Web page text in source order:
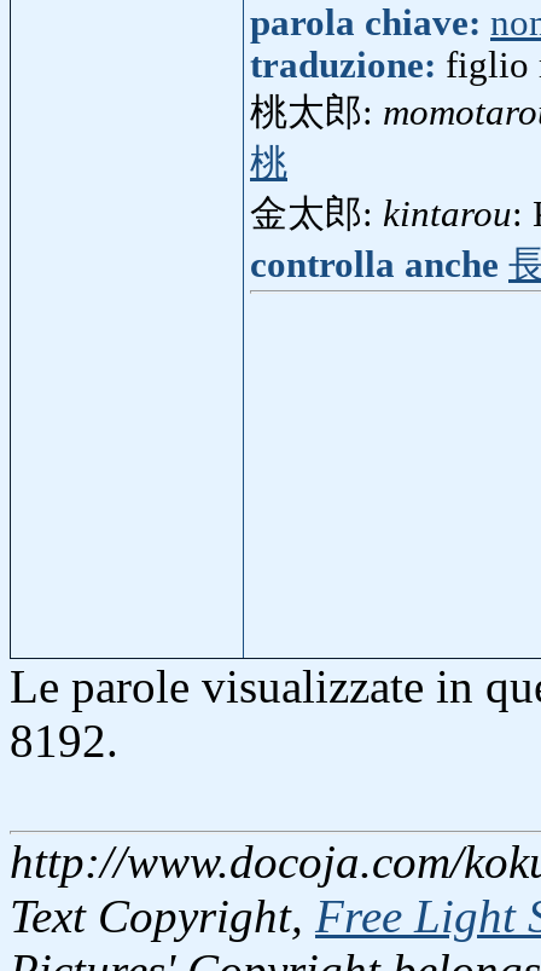
parola chiave:
traduzione: figlio
桃太郎:
桃
金太郎: kintarou:
controlla anche
Le parole visualizzate in
8192.
http://www.docoja.com/
Text Copyright, Free Light